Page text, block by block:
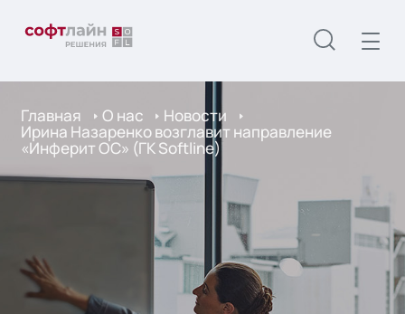
Главная О нас Новости
Ирина Назаренко возглавит направление
«Инферит ОС» (ГК Softline)